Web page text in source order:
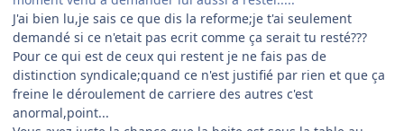
J'ai bien lu,je sais ce que dis la reforme;je t'ai seulement
demandé si ce n'etait pas ecrit comme ça serait tu resté???
Pour ce qui est de ceux qui restent je ne fais pas de
distinction syndicale;quand ce n'est justifié par rien et que ça
freine le déroulement de carriere des autres c'est
anormal,point...